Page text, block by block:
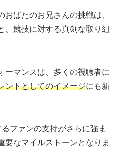
おばたのお兄さんの挑戦は、
、競技に対する真剣な取り組
ーマンスは、多くの視聴者に
ントとしてのイメージにも新
ファンの支持がさらに強ま
要なマイルストーンとなりま